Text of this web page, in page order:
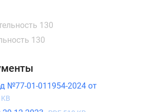
130
130
№77-01-011954-2024 от